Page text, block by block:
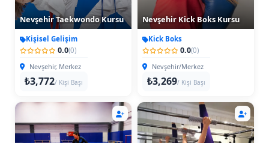
Nevşehir Taekwondo Kursu
Kişisel Gelişim
0.0(0)
Nevşehir, Merkez
₺3,772/ Kişi Başı
Nevşehir Kick Boks Kursu
Kick Boks
0.0(0)
Nevşehir/Merkez
₺3,269/ Kişi Başı